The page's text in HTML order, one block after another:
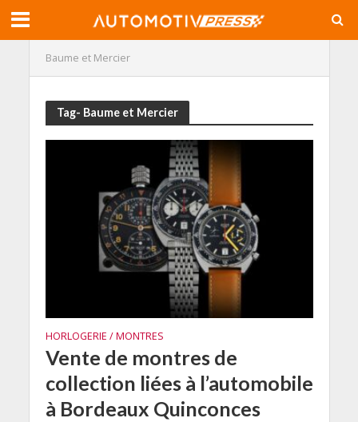
Baume et Mercier
Tag- Baume et Mercier
HORLOGERIE / MONTRES
Vente de montres de
collection liées à l’automobile
à Bordeaux Quinconces